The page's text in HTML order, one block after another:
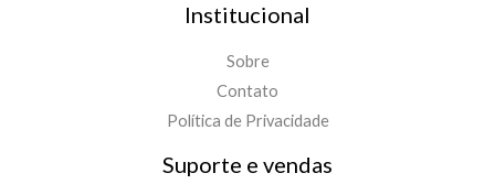
Institucional
Sobre
Contato
Política de Privacidade
Suporte e vendas